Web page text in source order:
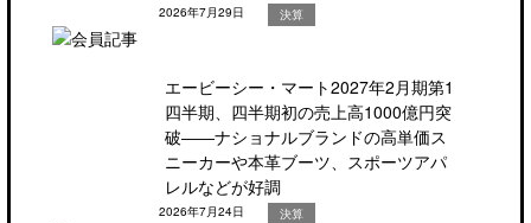
2026年7月29日 決算
エービーシー・マート2027年2月期第1
四半期、四半期初の売上高1000億円突
破――ナショナルブランドの高単価ス
ニーカーや本革ブーツ、スポーツアパ
レルなどが好調
2026年7月24日 決算